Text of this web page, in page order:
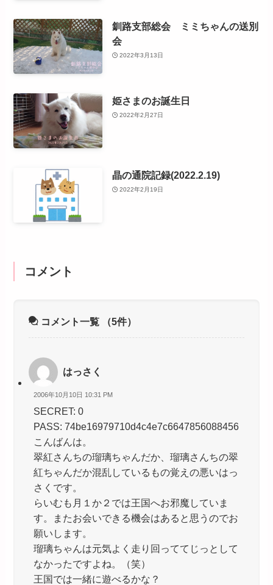
釧路支部総会 ミミちゃんの送別
会
2022年3月13日
姫さまのお誕生日
2022年2月27日
晶の通院記録(2022.2.19)
2022年2月19日
コメント
コメント一覧 （5件）
はっさく
2006年10月10日 10:31 PM
SECRET: 0
PASS: 74be16979710d4c4e7c6647856088456
こんばんは。
翠紅さんちの瑠璃ちゃんだか、瑠璃さんちの翠
紅ちゃんだか混乱しているもの覚えの悪いはっ
さくです。
らいむも月１か２では王国へお邪魔していま
す。またお会いできる機会はあると思うのでお
願いします。
瑠璃ちゃんは元気よく走り回っててじっとして
なかったですよね。（笑）
王国では一緒に遊べるかな？